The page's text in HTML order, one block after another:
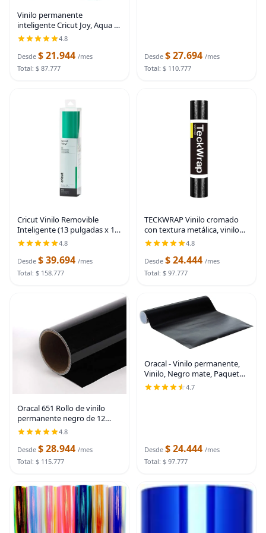
Vinilo permanente
inteligente Cricut Joy, Aqua -
Rollo de 4 pies (5.5' x 48'),
con la máquina Cricut Joy,
corte sin
4.8
Desde $ 21.944 /mes
Total: $ 87.777
Desde $ 27.694 /mes
Total: $ 110.777
Cricut Vinilo Removible
Inteligente (13 pulgadas x 12
pies, Verde) para Explore y
para cortes largos de hasta
12 pies
4.8
Desde $ 39.694 /mes
Total: $ 158.777
TECKWRAP Vinilo cromado
con textura metálica, vinilo
autoadhesivo para
permanente para diseños de
bricolaje, decoración del
4.8
Desde $ 24.444 /mes
Total: $ 97.777
Oracal 651 Rollo de vinilo
permanente negro de 12
pulgadas x 15 pies
4.8
Desde $ 28.944 /mes
Total: $ 115.777
Oracal - Vinilo permanente,
Vinilo, Negro mate, Paquete
de 1
4.7
Desde $ 24.444 /mes
Total: $ 97.777